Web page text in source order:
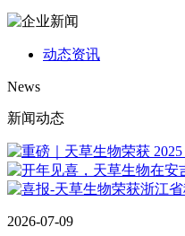
动态资讯
News
新闻动态
2026-07-09